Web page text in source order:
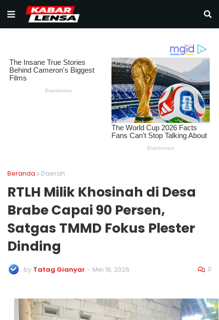
Beranda Daerah
RTLH Milik Khosinah di Desa
Brabe Capai 90 Persen,
Satgas TMMD Fokus Plester
Dinding
by Tatag Gianyar - Mei 18, 2026 0